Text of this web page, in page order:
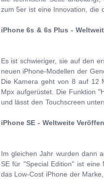
zum 5er ist eine Innovation, die
iPhone 6s & 6s Plus -
Es ist schwieriger, sie auf den
neuen iPhone-Modellen der
Die Kamera geht von 8 auf 12
Mpx aufgerüstet. Die Funktion
und lässt den Touchscreen
iPhone SE - Weltweite
Im gleichen Jahr wurden dann
SE für "Special Edition" ist
das Low-Cost iPhone der